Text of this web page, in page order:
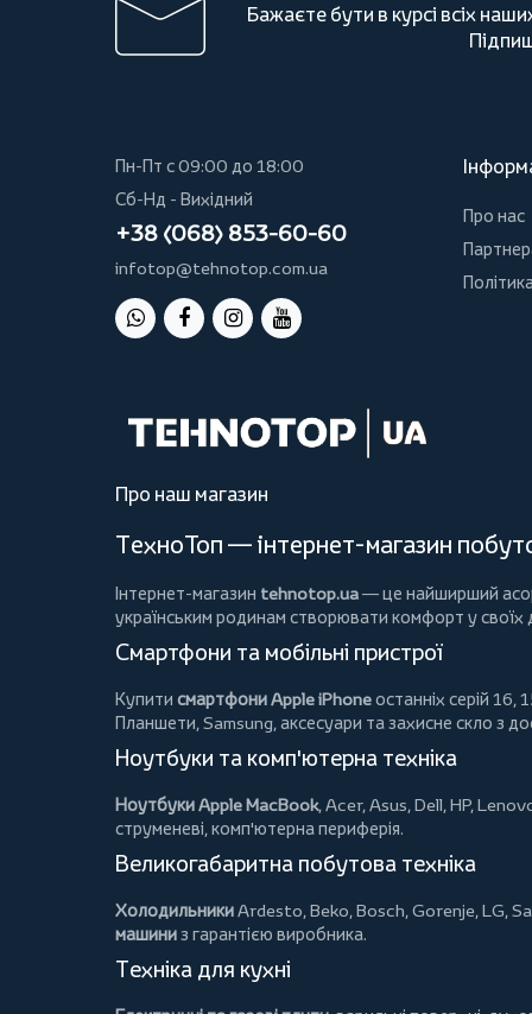
Бажаєте бути в курсі всіх
Пн-Пт с 09:00 до 18:00
Сб-Нд - Вихідний
+38 (068) 853-60-60
infotop@tehnotop.com.ua
Про нас
Про наш магазин
ТехноТоп — інтернет-магазин
Інтернет-магазин tehnotop.ua— це найширший
українським родинам створювати комфорт у
Смартфони та мобільні пристрої
Купити смартфони Apple iPhoneостанніх серій 16,
Планшети, Samsung, аксесуари тазахисне скло з
Ноутбуки та комп'ютерна техніка
Ноутбуки Apple MacBook,Acer,Asus,Dell,HP,
струменеві, комп'ютерна периферія.
Великогабаритна побутова техніка
ХолодильникиArdesto,Beko,Bosch,Gorenje,LG,
машиниз гарантією виробника.
Техніка для кухні